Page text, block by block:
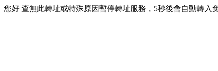
您好 查無此轉址或特殊原因暫停轉址服務，5秒後會自動轉入